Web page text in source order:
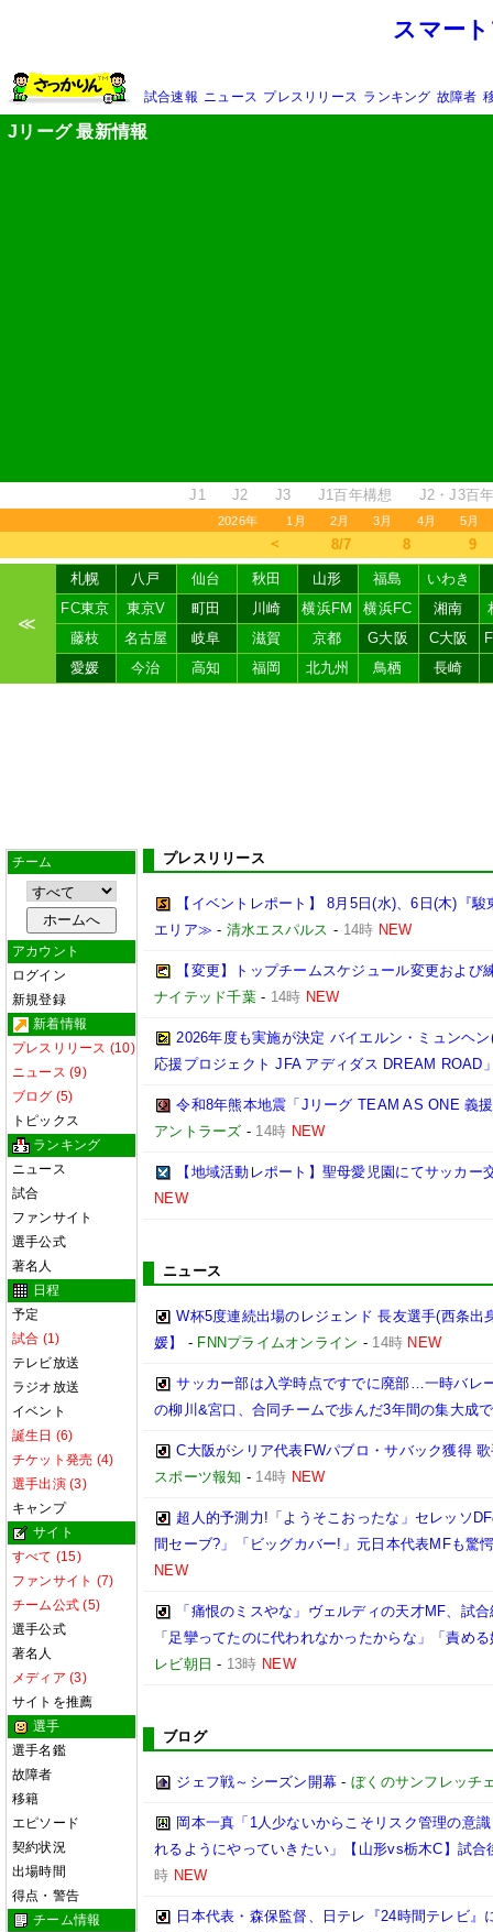
スマー
試合速報 ニュース プレスリリース ランキング 故障者
Jリーグ 最新情報
J1 J2 J3 J1百年構想 J2・J3百
2026年 1月 2月 3月 4月 5月
＜ 8/7 8 9
≪
札幌 八戸 仙台 秋田 山形 福島
いわき
FC東京
東京V 町田 川崎 横浜FM 横浜FC 湘南
藤枝
名古屋 岐阜 滋賀 京都 G大阪 C大阪
愛媛
今治 高知 福岡 北九州 鳥栖 長崎
チーム
アカウント
ログイン
新規登録
新着情報
プレスリリース (10)
ニュース (9)
ブログ (5)
トピックス
ランキング
ニュース
試合
ファンサイト
選手公式
著名人
日程
予定
試合 (1)
テレビ放送
ラジオ放送
イベント
誕生日 (6)
チケット発売 (4)
選手出演 (3)
キャンプ
サイト
すべて (15)
ファンサイト (7)
チーム公式 (5)
選手公式
著名人
メディア (3)
サイトを推薦
選手
選手名鑑
故障者
移籍
エピソード
契約状況
出場時間
得点・警告
チーム情報
プレスリリース
【イベントレポート】 8月5日(水)、6日(木)『
エリア≫ - 清水エスパルス - 14時 NEW
【変更】トップチームスケジュール変更およ
ナイテッド千葉- 14時 NEW
2026年度も実施が決定 バイエルン・ミュンヘ
応援プロジェクト JFA アディダス DREAM ROAD
令和8年熊本地震「Jリーグ TEAM AS ONE 義
アントラーズ - 14時 NEW
【地域活動レポート】聖母愛児園にてサッカー
NEW
ニュース
W杯5度連続出場のレジェンド 長友選手(西条
媛】
- FNNプライムオンライン - 14時 NEW
サッカー部は入学時点ですでに廃部…一時バレ
の柳川&宮口、合同チームで歩んだ3年間の集大成
C大阪がシリア代表FWパブロ・サバック獲得
スポーツ報知 - 14時 NEW
超人的予測力!「ようそこおったな」セレッソ
間セーブ?」「ビッグカバー!」元日本代表MFも驚
NEW
「痛恨のミスやな」ヴェルディの天才MF、試
「足攣ってたのに代われなかったからな」「責め
レビ朝日 - 13時 NEW
ブログ
ジェフ戦～シーズン開幕 -ぼくのサンフレッチ
岡本一真「1人少ないからこそリスク管理の意
れるようにやっていきたい」【山形vs栃木C】試合
時 NEW
日本代表・森保監督、日テレ『24時間テレビ